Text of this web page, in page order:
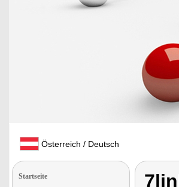
Österreich / Deutsch
Startseite